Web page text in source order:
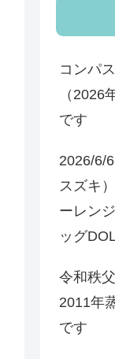
コンパ
（2026
です
2026/6/
スズキ
ーレン
ッグ
令和秩
2011年
です